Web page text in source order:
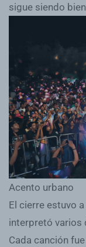
sigue siendo
Acento urbano
El cierre estuvo
interpretó varios
Cada canción